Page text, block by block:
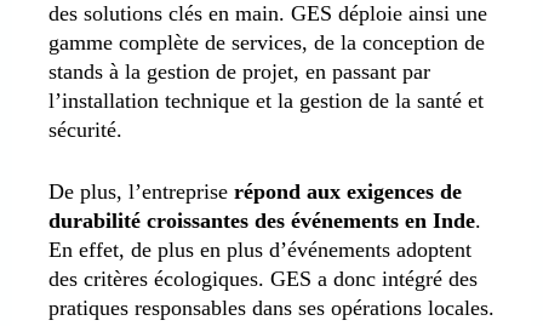
des solutions clés en main. GES déploie ainsi une
gamme complète de services, de la conception de
stands à la gestion de projet, en passant par
l’installation technique et la gestion de la santé et
sécurité.
De plus, l’entreprise répond aux exigences de
durabilité croissantes des événements en Inde.
En effet, de plus en plus d’événements adoptent
des critères écologiques. GES a donc intégré des
pratiques responsables dans ses opérations locales.